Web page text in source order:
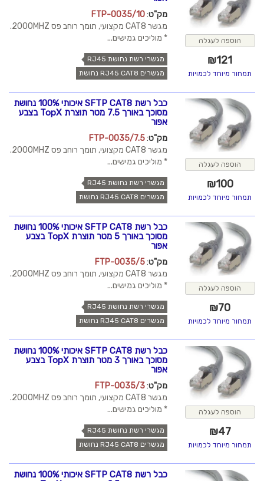
הוספה לעגלה
₪121
תמחור מיוחד לכמויות
מק"ט:
FTP-0035/10
מגשר CAT8 מקצועי, תומך רוחב פס 2000MHZ.
* מוליכים גמישים...
מגשרי רשת נחושת RJ45
מגשרים RJ45 CAT8 נחושת
הוספה לעגלה
₪100
תמחור מיוחד לכמויות
כבל רשת SFTP CAT8 איכותי 100% נחושת
מסוכך באורך 7.5 מטר תוצרת TopX בצבע
אפור
מק"ט:
FTP-0035/7.5
מגשר CAT8 מקצועי, תומך רוחב פס 2000MHZ.
* מוליכים גמישים...
מגשרי רשת נחושת RJ45
מגשרים RJ45 CAT8 נחושת
הוספה לעגלה
₪70
תמחור מיוחד לכמויות
כבל רשת SFTP CAT8 איכותי 100% נחושת
מסוכך באורך 5 מטר תוצרת TopX בצבע
אפור
מק"ט:
FTP-0035/5
מגשר CAT8 מקצועי, תומך רוחב פס 2000MHZ.
* מוליכים גמישים...
מגשרי רשת נחושת RJ45
מגשרים RJ45 CAT8 נחושת
הוספה לעגלה
₪47
תמחור מיוחד לכמויות
כבל רשת SFTP CAT8 איכותי 100% נחושת
מסוכך באורך 3 מטר תוצרת TopX בצבע
אפור
מק"ט:
FTP-0035/3
מגשר CAT8 מקצועי, תומך רוחב פס 2000MHZ.
* מוליכים גמישים...
מגשרי רשת נחושת RJ45
מגשרים RJ45 CAT8 נחושת
כבל רשת SFTP CAT8 איכותי 100% נחושת